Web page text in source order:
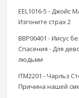
EEL1016-5 - Джойс
Изгоните страх 2
BBP00401 - Иисус
Спасения - Для
людьми
ITM2201 - Чарльз
Причина нашей